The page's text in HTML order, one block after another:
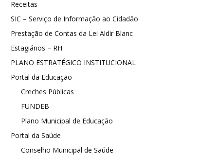
Receitas
SIC – Serviço de Informação ao Cidadão
Prestação de Contas da Lei Aldir Blanc
Estagiários – RH
PLANO ESTRATÉGICO INSTITUCIONAL
Portal da Educação
Creches Públicas
FUNDEB
Plano Municipal de Educação
Portal da Saúde
Conselho Municipal de Saúde